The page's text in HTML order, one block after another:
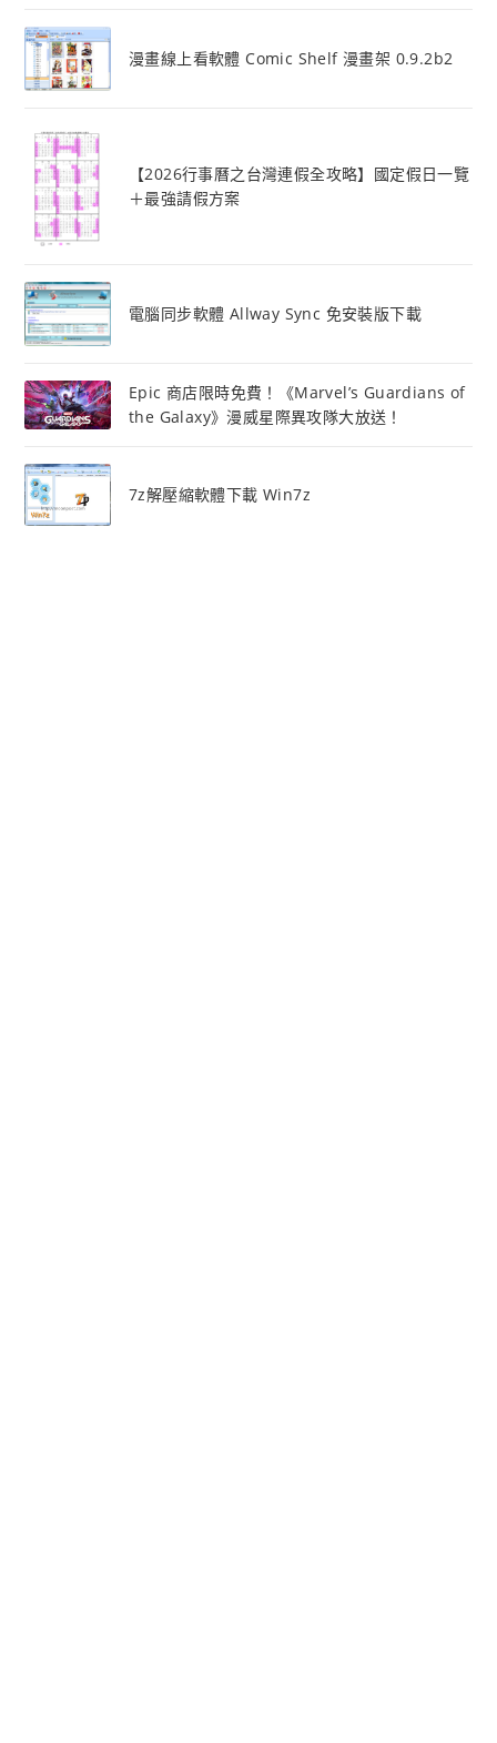
漫畫線上看軟體 Comic Shelf 漫畫架 0.9.2b2
【2026行事曆之台灣連假全攻略】國定假日一覽
＋最強請假方案
電腦同步軟體 Allway Sync 免安裝版下載
Epic 商店限時免費！《Marvel’s Guardians of
the Galaxy》漫威星際異攻隊大放送！
7z解壓縮軟體下載 Win7z